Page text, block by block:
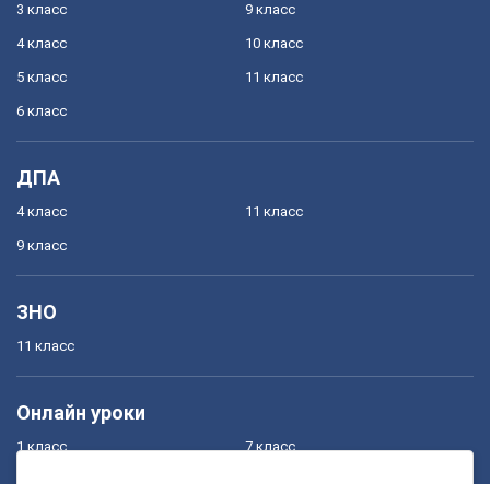
3 класс
4 класс
5 класс
6 класс
9 класс
10 класс
11 класс
ДПА
4 класс
9 класс
11 класс
ЗНО
11 класс
Онлайн уроки
1 класс 7 класс